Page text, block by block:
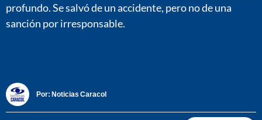
profundo. Se salvó de un accidente, pero no de una
sanción por irresponsable.
Por: Noticias Caracol